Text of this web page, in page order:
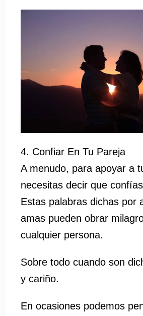
4. Confiar En Tu Pareja
A menudo, para apoyar a
necesitas decir que
Estas palabras dichas por
amas pueden obrar
cualquier persona.
Sobre todo cuando son
y cariño.
En ocasiones podemos